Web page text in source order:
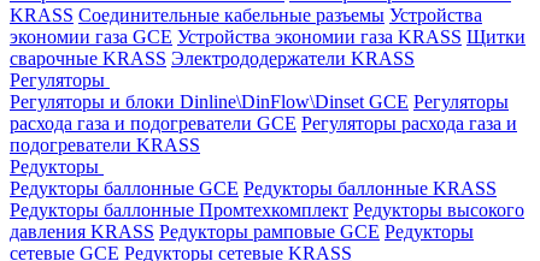
KRASS Соединительные кабельные разъемы Устройства
экономии газа GCE Устройства экономии газа KRASS Щитки
сварочные KRASS Электрододержатели KRASS
Регуляторы
Регуляторы и блоки Dinline\DinFlow\Dinset GCE Регуляторы
расхода газа и подогреватели GCE Регуляторы расхода газа и
подогреватели KRASS
Редукторы
Редукторы баллонные GCE Редукторы баллонные KRASS
Редукторы баллонные Промтехкомплект Редукторы высокого
давления KRASS Редукторы рамповые GCE Редукторы
сетевые GCE Редукторы сетевые KRASS